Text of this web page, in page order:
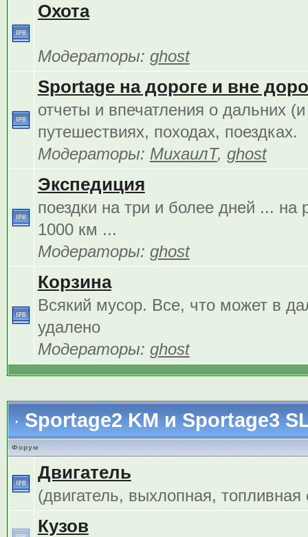
Охота
Модераторы: ghost
Sportage на дороге и вне
отчеты и впечатления о дальних
путешествиях, походах, поездках.
Модераторы: МихаилТ, ghost
Экспедиция
поездки на три и более дней ... на
1000 км ...
Модераторы: ghost
Корзина
Всякий мусор. Все, что может в
удалено
Модераторы: ghost
Sportage2 KM и Sportage3
Форум
Двигатель
(двигатель, выхлопная, топливная
Кузов